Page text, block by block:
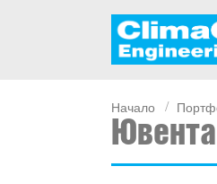
Начало